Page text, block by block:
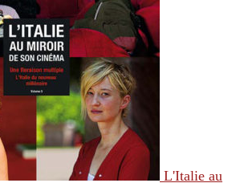
L'Italie au